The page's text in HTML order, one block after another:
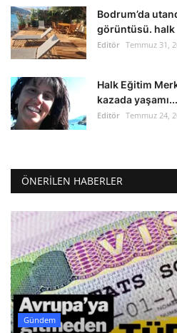
Bodrum’da
görüntüsü. halk
Editör Temmuz 31,
Halk Eğitim
kazada yaşamı...
Editör Temmuz 24,
ÖNERILEN HABERLER
Gündem